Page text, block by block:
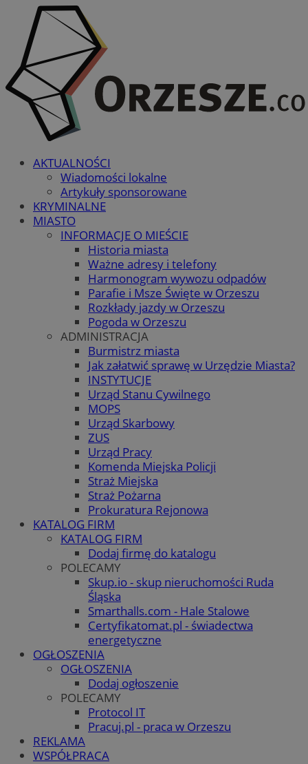
AKTUALNOŚCI
Wiadomości lokalne
Artykuły sponsorowane
KRYMINALNE
MIASTO
INFORMACJE O MIEŚCIE
Historia miasta
Ważne adresy i telefony
Harmonogram wywozu odpadów
Parafie i Msze Święte w Orzeszu
Rozkłady jazdy w Orzeszu
Pogoda w Orzeszu
ADMINISTRACJA
Burmistrz miasta
Jak załatwić sprawę w Urzędzie Miasta?
INSTYTUCJE
Urząd Stanu Cywilnego
MOPS
Urząd Skarbowy
ZUS
Urząd Pracy
Komenda Miejska Policji
Straż Miejska
Straż Pożarna
Prokuratura Rejonowa
KATALOG FIRM
KATALOG FIRM
Dodaj firmę do katalogu
POLECAMY
Skup.io - skup nieruchomości Ruda
Śląska
Smarthalls.com - Hale Stalowe
Certyfikatomat.pl - świadectwa
energetyczne
OGŁOSZENIA
OGŁOSZENIA
Dodaj ogłoszenie
POLECAMY
Protocol IT
Pracuj.pl - praca w Orzeszu
REKLAMA
WSPÓŁPRACA